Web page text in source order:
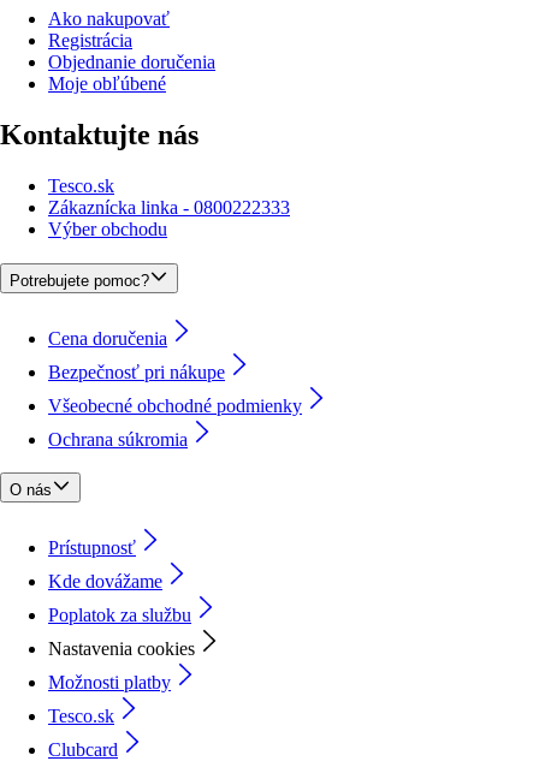
Ako nakupovať
Registrácia
Objednanie doručenia
Moje obľúbené
Kontaktujte nás
Tesco.sk
Zákaznícka linka - 0800222333
Výber obchodu
Potrebujete pomoc?
Cena doručenia
Bezpečnosť pri nákupe
Všeobecné obchodné podmienky
Ochrana súkromia
O nás
Prístupnosť
Kde dovážame
Poplatok za službu
Nastavenia cookies
Možnosti platby
Tesco.sk
Clubcard